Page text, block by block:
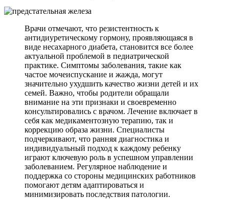
Врачи отмечают, что резистентность к
антидиуретическому гормону, проявляющаяся в
виде несахарного диабета, становится все более
актуальной проблемой в педиатрической
практике. Симптомы заболевания, такие как
частое мочеиспускание и жажда, могут
значительно ухудшить качество жизни детей и их
семей. Важно, чтобы родители обращали
внимание на эти признаки и своевременно
консультировались с врачом. Лечение включает в
себя как медикаментозную терапию, так и
коррекцию образа жизни. Специалисты
подчеркивают, что ранняя диагностика и
индивидуальный подход к каждому ребенку
играют ключевую роль в успешном управлении
заболеванием. Регулярное наблюдение и
поддержка со стороны медицинских работников
помогают детям адаптироваться и
минимизировать последствия патологии.